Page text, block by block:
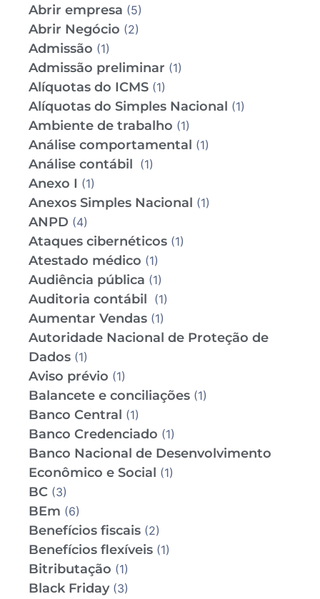
Abrir empresa (5)
Abrir Negócio (2)
Admissão (1)
Admissão preliminar (1)
Alíquotas do ICMS (1)
Alíquotas do Simples Nacional (1)
Ambiente de trabalho (1)
Análise comportamental (1)
Análise contábil (1)
Anexo I (1)
Anexos Simples Nacional (1)
ANPD (4)
Ataques cibernéticos (1)
Atestado médico (1)
Audiência pública (1)
Auditoria contábil (1)
Aumentar Vendas (1)
Autoridade Nacional de Proteção de
Dados (1)
Aviso prévio (1)
Balancete e conciliações (1)
Banco Central (1)
Banco Credenciado (1)
Banco Nacional de Desenvolvimento
Econômico e Social (1)
BC (3)
BEm (6)
Benefícios fiscais (2)
Benefícios flexíveis (1)
Bitributação (1)
Black Friday(3)